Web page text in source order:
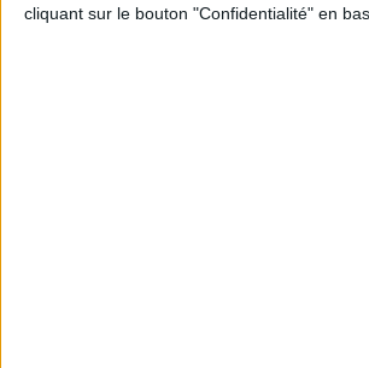
cliquant sur le bouton "Confidentialité" en